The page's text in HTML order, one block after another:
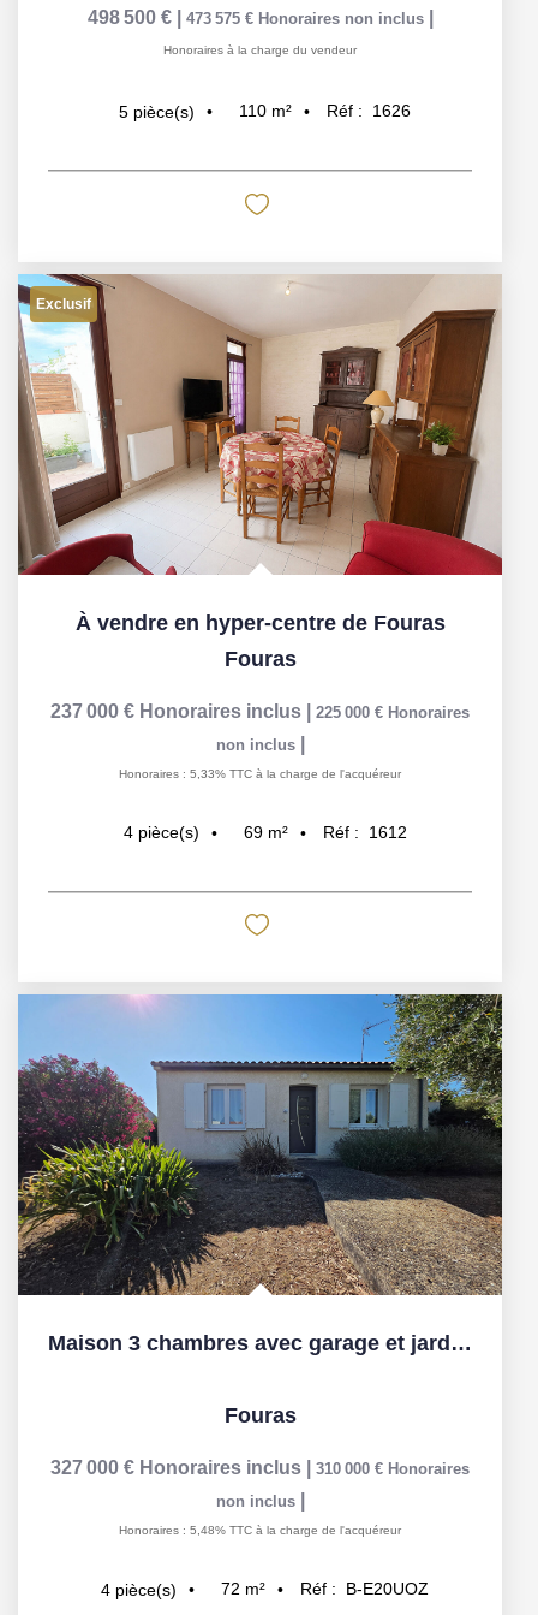
498 500 € 473 575 € Honoraires non inclus
Honoraires à la charge du vendeur
5 pièce(s) 110 m² Réf : 1626
Exclusif
À vendre en hyper-centre de Fouras
Fouras
237 000 € Honoraires inclus 225 000 € Honoraires
non inclus
Honoraires : 5,33% TTC à la charge de l'acquéreur
4 pièce(s) 69 m² Réf : 1612
Maison 3 chambres avec garage et jardin à Fouras
Fouras
327 000 € Honoraires inclus 310 000 € Honoraires
non inclus
Honoraires : 5,48% TTC à la charge de l'acquéreur
4 pièce(s) 72 m² Réf : B-E20UOZ